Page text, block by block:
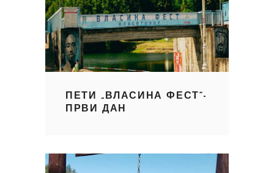
ПЕТИ „ВЛАСИНА ФЕСТ“-
ПРВИ ДАН